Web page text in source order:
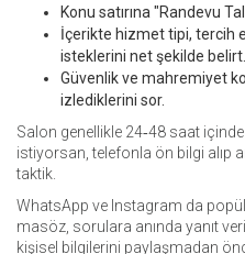
Konu satırına "Randevu
İçerikte hizmet tipi, tercih
isteklerini net şekilde belirt.
Güvenlik ve mahremiyet
izlediklerini sor.
Salon genellikle 24‑48 saat içinde
istiyorsan, telefonla ön bilgi alıp
taktik.
WhatsApp ve Instagram da
masöz, sorulara anında yanıt
kişisel bilgilerini paylaşmadan